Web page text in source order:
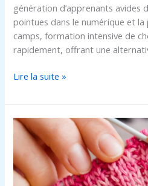
génération d’apprenants avides
pointues dans le numérique et
camps, formation intensive de
rapidement, offrant une
Lire la suite »
Apprendre
tricoter
:
guide